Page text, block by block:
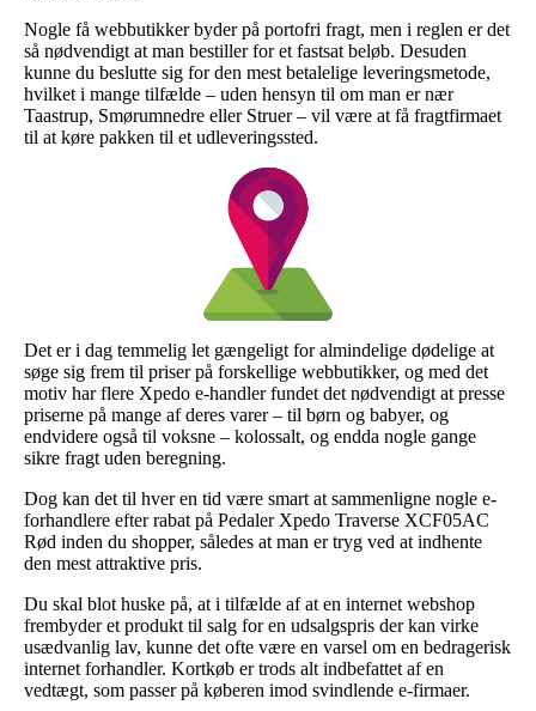
Nogle få webbutikker byder på portofri fragt, men i reglen er det
så nødvendigt at man bestiller for et fastsat beløb. Desuden
kunne du beslutte sig for den mest betalelige leveringsmetode,
hvilket i mange tilfælde – uden hensyn til om man er nær
Taastrup, Smørumnedre eller Struer – vil være at få fragtfirmaet
til at køre pakken til et udleveringssted.
Det er i dag temmelig let gængeligt for almindelige dødelige at
søge sig frem til priser på forskellige webbutikker, og med det
motiv har flere Xpedo e-handler fundet det nødvendigt at presse
priserne på mange af deres varer – til børn og babyer, og
endvidere også til voksne – kolossalt, og endda nogle gange
sikre fragt uden beregning.
Dog kan det til hver en tid være smart at sammenligne nogle e-
forhandlere efter rabat på Pedaler Xpedo Traverse XCF05AC
Rød inden du shopper, således at man er tryg ved at indhente
den mest attraktive pris.
Du skal blot huske på, at i tilfælde af at en internet webshop
frembyder et produkt til salg for en udsalgspris der kan virke
usædvanlig lav, kunne det ofte være en varsel om en bedragerisk
internet forhandler. Kortkøb er trods alt indbefattet af en
vedtægt, som passer på køberen imod svindlende e-firmaer.